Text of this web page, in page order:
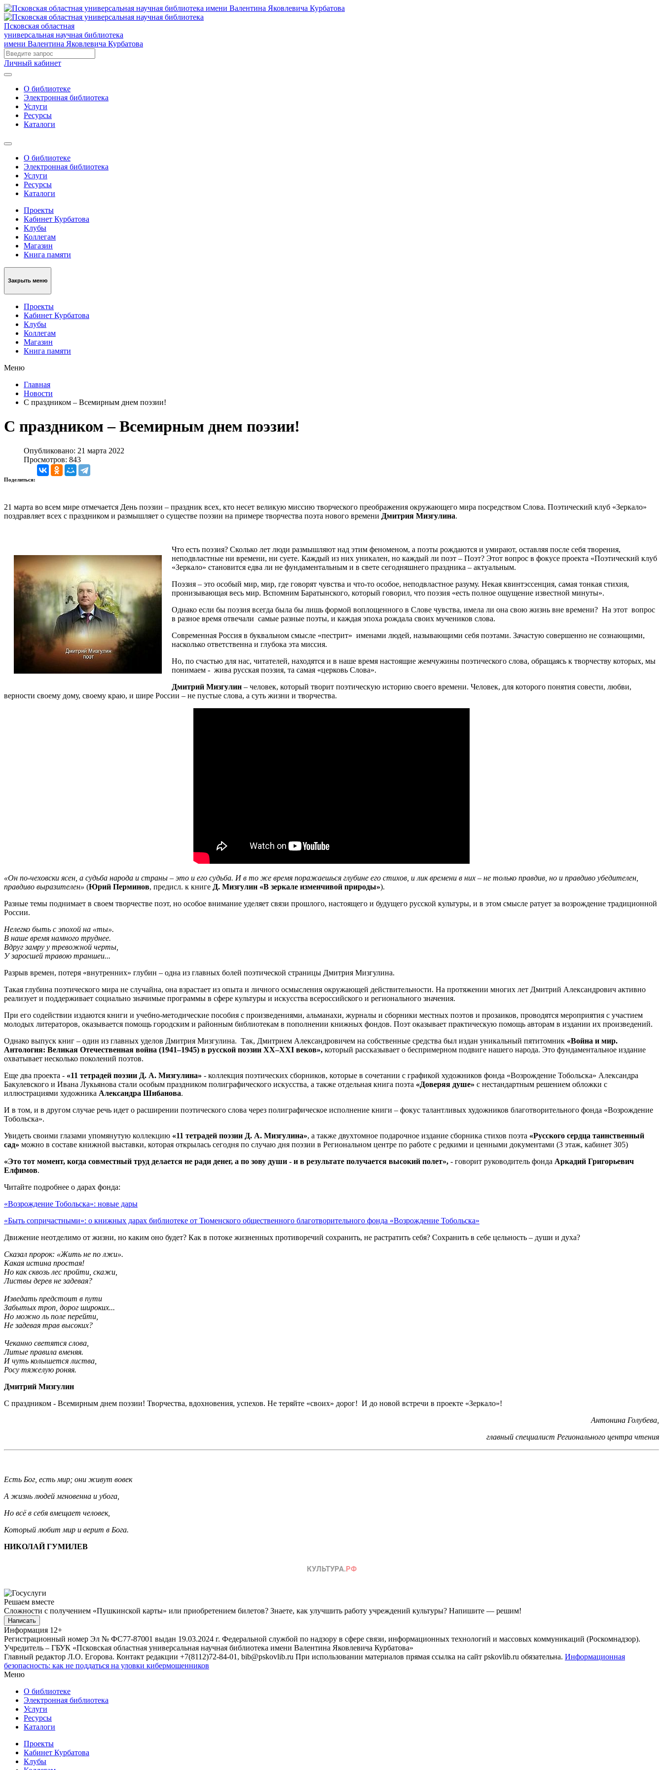
Псковская областная
универсальная научная библиотека
имени Валентина Яковлевича Курбатова
Личный кабинет
О библиотеке
Электронная библиотека
Услуги
Ресурсы
Каталоги
О библиотеке
Электронная библиотека
Услуги
Ресурсы
Каталоги
Проекты
Кабинет Курбатова
Клубы
Коллегам
Магазин
Книга памяти
Закрыть меню
Проекты
Кабинет Курбатова
Клубы
Коллегам
Магазин
Книга памяти
Меню
Главная
Новости
С праздником – Всемирным днем поэзии!
С праздником – Всемирным днем поэзии!
Опубликовано: 21 марта 2022
Просмотров: 843
Поделиться:
21 марта во всем мире отмечается День поэзии – праздник всех, кто несет великую миссию творческого преображения окружающего мира посредством Слова. Поэтический клуб «Зеркало»
поздравляет всех с праздником и размышляет о существе поэзии на примере творчества поэта нового времени Дмитрия Мизгулина.
Что есть поэзия? Сколько лет люди размышляют над этим феноменом, а поэты рождаются и умирают, оставляя после себя творения,
неподвластные ни времени, ни суете. Каждый из них уникален, но каждый ли поэт – Поэт? Этот вопрос в фокусе проекта «Поэтический клуб
«Зеркало» становится едва ли не фундаментальным и в свете сегодняшнего праздника – актуальным.
Поэзия – это особый мир, мир, где говорят чувства и что-то особое, неподвластное разуму. Некая квинтэссенция, самая тонкая стихия,
пронизывающая весь мир. Вспомним Баратынского, который говорил, что поэзия «есть полное ощущение известной минуты».
Однако если бы поэзия всегда была бы лишь формой воплощенного в Слове чувства, имела ли она свою жизнь вне времени? На этот вопрос
в разное время отвечали самые разные поэты, и каждая эпоха рождала своих мучеников слова.
Современная Россия в буквальном смысле «пестрит» именами людей, называющими себя поэтами. Зачастую совершенно не сознающими,
насколько ответственна и глубока эта миссия.
Но, по счастью для нас, читателей, находятся и в наше время настоящие жемчужины поэтического слова, обращаясь к творчеству которых, мы
понимаем - жива русская поэзия, та самая «церковь Слова».
Дмитрий Мизгулин – человек, который творит поэтическую историю своего времени. Человек, для которого понятия совести, любви,
верности своему дому, своему краю, и шире России – не пустые слова, а суть жизни и творчества.
«Он по-чеховски ясен, а судьба народа и страны – это и его судьба. И в то же время поражаешься глубине его стихов, и лик времени в них – не только правдив, но и правдиво убедителен,
правдиво выразителен» (Юрий Перминов, предисл. к книге Д. Мизгулин «В зеркале изменчивой природы»).
Разные темы поднимает в своем творчестве поэт, но особое внимание уделяет связи прошлого, настоящего и будущего русской культуры, и в этом смысле ратует за возрождение традиционной
России.
Нелегко быть с эпохой на «ты».
В наше время намного труднее.
Вдруг замру у тревожной черты,
У заросшей травою траншеи...
Разрыв времен, потеря «внутренних» глубин – одна из главных болей поэтической страницы Дмитрия Мизгулина.
Такая глубина поэтического мира не случайна, она взрастает из опыта и личного осмысления окружающей действительности. На протяжении многих лет Дмитрий Александрович активно
реализует и поддерживает социально значимые программы в сфере культуры и искусства всероссийского и регионального значения.
При его содействии издаются книги и учебно-методические пособия с произведениями, альманахи, журналы и сборники местных поэтов и прозаиков, проводятся мероприятия с участием
молодых литераторов, оказывается помощь городским и районным библиотекам в пополнении книжных фондов. Поэт оказывает практическую помощь авторам в издании их произведений.
Однако выпуск книг – один из главных уделов Дмитрия Мизгулина. Так, Дмитрием Александровичем на собственные средства был издан уникальный пятитомник «Война и мир.
Антология: Великая Отечественная война (1941–1945) в русской поэзии XX–XXI веков», который рассказывает о беспримерном подвиге нашего народа. Это фундаментальное издание
охватывает несколько поколений поэтов.
Еще два проекта - «11 тетрадей поэзии Д. А. Мизгулина» - коллекция поэтических сборников, которые в сочетании с графикой художников фонда «Возрождение Тобольска» Александра
Бакулевского и Ивана Лукьянова стали особым праздником полиграфического искусства, а также отдельная книга поэта «Доверяя душе» с нестандартным решением обложки с
иллюстрациями художника Александра Шибанова.
И в том, и в другом случае речь идет о расширении поэтического слова через полиграфическое исполнение книги – фокус талантливых художников благотворительного фонда «Возрождение
Тобольска».
Увидеть своими глазами упомянутую коллекцию «11 тетрадей поэзии Д. А. Мизгулина», а также двухтомное подарочное издание сборника стихов поэта «Русского сердца таинственный
сад» можно в составе книжной выставки, которая открылась сегодня по случаю дня поэзии в Региональном центре по работе с редкими и ценными документами (3 этаж, кабинет 305)
«Это тот момент, когда совместный труд делается не ради денег, а по зову души - и в результате получается высокий полет», - говорит руководитель фонда Аркадий Григорьевич
Елфимов.
Читайте подробнее о дарах фонда:
«Возрождение Тобольска»: новые дары
«Быть сопричастными»: о книжных дарах библиотеке от Тюменского общественного благотворительного фонда «Возрождение Тобольска»
Движение неотделимо от жизни, но каким оно будет? Как в потоке жизненных противоречий сохранить, не растратить себя? Сохранить в себе цельность – души и духа?
Сказал пророк: «Жить не по лжи».
Какая истина простая!
Но как сквозь лес пройти, скажи,
Листвы дерев не задевая?
Изведать предстоит в пути
Забытых троп, дорог широких...
Но можно ль поле перейти,
Не задевая трав высоких?
Чеканно светятся слова,
Литые правила вменяя.
И чуть колышется листва,
Росу тяжелую роняя.
Дмитрий Мизгулин
С праздником - Всемирным днем поэзии! Творчества, вдохновения, успехов. Не теряйте «своих» дорог! И до новой встречи в проекте «Зеркало»!
Антонина Голубева,
главный специалист Регионального центра чтения
Есть Бог, есть мир; они живут вовек
А жизнь людей мгновенна и убога,
Но всё в себя вмещает человек,
Который любит мир и верит в Бога.
НИКОЛАЙ ГУМИЛЕВ
Решаем вместе
Сложности с получением «Пушкинской карты» или приобретением билетов? Знаете, как улучшить работу учреждений культуры? Напишите — решим!
Написать
Информация 12+
Регистрационный номер Эл № ФС77-87001 выдан 19.03.2024 г. Федеральной службой по надзору в сфере связи, информационных технологий и массовых коммуникаций (Роскомнадзор).
Учредитель – ГБУК «Псковская областная универсальная научная библиотека имени Валентина Яковлевича Курбатова»
Главный редактор Л.О. Егорова. Контакт редакции +7(8112)72-84-01, bib@pskovlib.ru При использовании материалов прямая ссылка на сайт pskovlib.ru обязательна. Информационная
безопасность: как не поддаться на уловки кибермошенников
Меню
О библиотеке
Электронная библиотека
Услуги
Ресурсы
Каталоги
Проекты
Кабинет Курбатова
Клубы